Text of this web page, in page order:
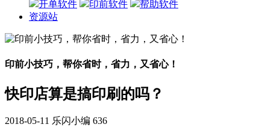
开单软件
印前软件
帮助软件
资源站
印前小技巧，帮你省时，省力，又省心！
快印店算是搞印刷的吗？
2018-05-11 乐闪小编 636